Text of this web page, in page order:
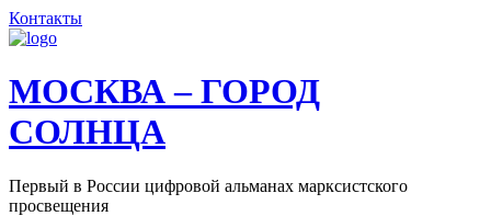
Контакты
МОСКВА – ГОРОД
СОЛНЦА
Первый в России цифровой альманах марксистского
просвещения